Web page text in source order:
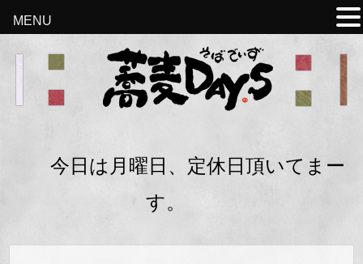
今日は月曜日、定休日頂いてまー
す。
MENU